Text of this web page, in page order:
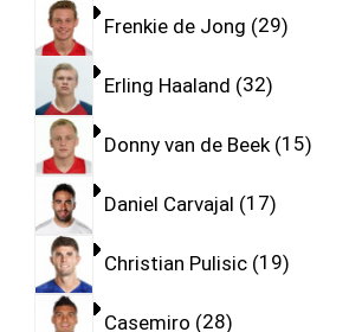
Frenkie de Jong 29
Erling Haaland 32
Donny van de Beek 15
Daniel Carvajal 17
Christian Pulisic 19
Casemiro 28